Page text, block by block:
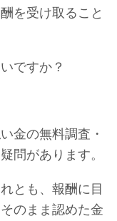
を受け取ること
ですか？
金の無料調査・
問があります。
とも、報酬に目
のまま認めた金